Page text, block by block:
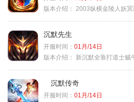
版本介绍： 2003纵横金陵人妖冥魔
沉默先生
开服时间： 01月/14日
版本介绍：
新沉默全靠打道士贼
沉默传奇
开服时间： 01月/14日